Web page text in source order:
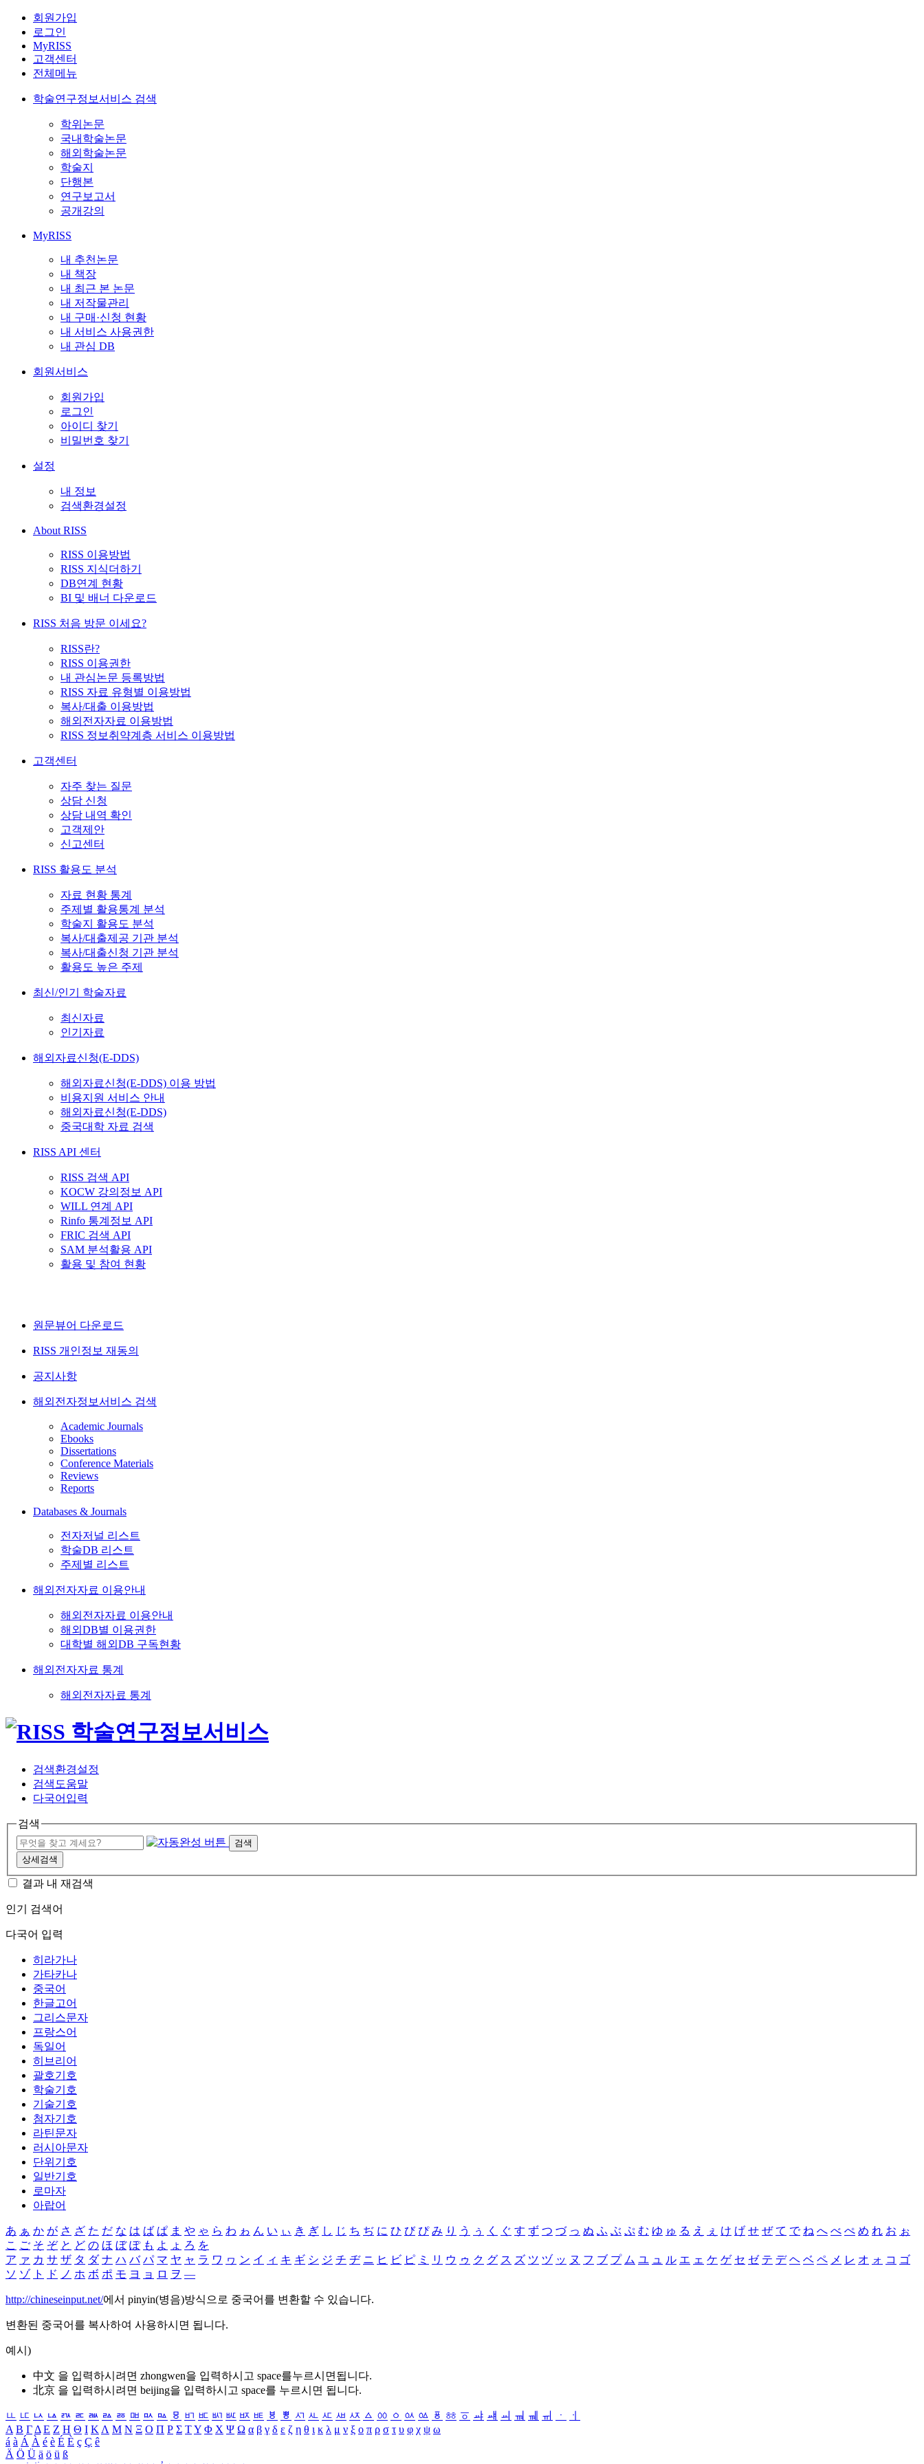
회원가입
로그인
MyRISS
고객센터
전체메뉴
학술연구정보서비스 검색
학위논문
국내학술논문
해외학술논문
학술지
단행본
연구보고서
공개강의
MyRISS
내 추천논문
내 책장
내 최근 본 논문
내 저작물관리
내 구매·신청 현황
내 서비스 사용권한
내 관심 DB
회원서비스
회원가입
로그인
아이디 찾기
비밀번호 찾기
설정
내 정보
검색환경설정
About RISS
RISS 이용방법
RISS 지식더하기
DB연계 현황
BI 및 배너 다운로드
RISS 처음 방문 이세요?
RISS란?
RISS 이용권한
내 관심논문 등록방법
RISS 자료 유형별 이용방법
복사/대출 이용방법
해외전자자료 이용방법
RISS 정보취약계층 서비스 이용방법
고객센터
자주 찾는 질문
상담 신청
상담 내역 확인
고객제안
신고센터
RISS 활용도 분석
자료 현황 통계
주제별 활용통계 분석
학술지 활용도 분석
복사/대출제공 기관 분석
복사/대출신청 기관 분석
활용도 높은 주제
최신/인기 학술자료
최신자료
인기자료
해외자료신청(E-DDS)
해외자료신청(E-DDS) 이용 방법
비용지원 서비스 안내
해외자료신청(E-DDS)
중국대학 자료 검색
RISS API 센터
RISS 검색 API
KOCW 강의정보 API
WILL 연계 API
Rinfo 통계정보 API
FRIC 검색 API
SAM 분석활용 API
활용 및 참여 현황
원문뷰어 다운로드
RISS 개인정보 재동의
공지사항
해외전자정보서비스 검색
Academic Journals
Ebooks
Dissertations
Conference Materials
Reviews
Reports
Databases & Journals
전자저널 리스트
학술DB 리스트
주제별 리스트
해외전자자료 이용안내
해외전자자료 이용안내
해외DB별 이용권한
대학별 해외DB 구독현황
해외전자자료 통계
해외전자자료 통계
검색환경설정
검색도움말
다국어입력
검색
검색
상세검색
결과 내 재검색
인기 검색어
다국어 입력
히라가나
가타카나
중국어
한글고어
그리스문자
프랑스어
독일어
히브리어
괄호기호
학술기호
기술기호
첨자기호
라틴문자
러시아문자
단위기호
일반기호
로마자
아랍어
あ ぁ か が さ ざ た だ な は ば ぱ ま や ゃ ら わ ゎ ん い ぃ き ぎ し じ ち ぢ に ひ び ぴ み り う ぅ く ぐ す ず つ づ っ ぬ ふ ぶ ぷ む ゆ ゅ る え ぇ け げ せ ぜ て で ね へ べ ぺ め れ お ぉ
こ ご そ ぞ と ど の ほ ぼ ぽ も よ ょ ろ を
ア ァ カ サ ザ タ ダ ナ ハ バ パ マ ヤ ャ ラ ワ ヮ ン イ ィ キ ギ シ ジ チ ヂ ニ ヒ ビ ピ ミ リ ウ ゥ ク グ ス ズ ツ ヅ ッ ヌ フ ブ プ ム ユ ュ ル エ ェ ケ ゲ セ ゼ テ デ ヘ ベ ペ メ レ オ ォ コ ゴ
ソ ゾ ト ド ノ ホ ボ ポ モ ヨ ョ ロ ヲ ―
http://chineseinput.net/에서 pinyin(병음)방식으로 중국어를 변환할 수 있습니다.
변환된 중국어를 복사하여 사용하시면 됩니다.
예시)
中文 을 입력하시려면 zhongwen을 입력하시고 space를누르시면됩니다.
北京 을 입력하시려면 beijing을 입력하시고 space를 누르시면 됩니다.
ㅥ ㅦ ㅧ ㅨ ㅩ ㅪ ㅫ ㅬ ㅭ ㅮ ㅯ ㅰ ㅱ ㅲ ㅳ ㅴ ㅵ ㅶ ㅷ ㅸ ㅹ ㅺ ㅻ ㅼ ㅽ ㅾ ㅿ ㆀ ㆁ ㆂ ㆃ ㆄ ㆅ ㆆ ㆇ ㆈ ㆉ ㆊ ㆋ ㆌ ㆍ
ㆎ
Α Β ΓΔ Ε Ζ Η Θ Ι ΚΛ Μ Ν Ξ Ο Π Ρ Σ ΤΥ Φ Χ Ψ Ω α β γ δ ε ζ η θ ι κ λ μ ν ξ ο π ρ σ τ υ φ χ ψ ω
á à Á À é è É È ç Ç ê
Ä Ö Ü ä ö ü ß